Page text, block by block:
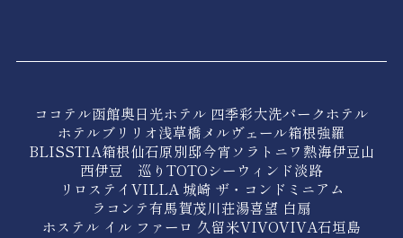
ココテル函館奥日光ホテル 四季彩大洗パークホテル
ホテルブリリオ浅草橋メルヴェール箱根強羅
BLISSTIA箱根仙石原別邸今宵ソラトニワ熱海伊豆山
西伊豆 巡り TOTOシーウィンド淡路
リロステイVILLA 城崎 ザ・コンドミニアム
ラコンテ有馬賀茂川荘湯喜望 白扇
ホステル イル ファーロ 久留米VIVOVIVA石垣島